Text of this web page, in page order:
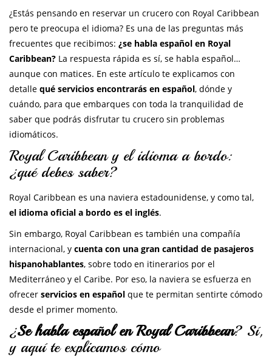
¿Estás pensando en reservar un crucero con Royal Caribbean
pero te preocupa el idioma? Es una de las preguntas más
frecuentes que recibimos: ¿se habla español en Royal
Caribbean? La respuesta rápida es sí, se habla español…
aunque con matices. En este artículo te explicamos con
detalle qué servicios encontrarás en español, dónde y
cuándo, para que embarques con toda la tranquilidad de
saber que podrás disfrutar tu crucero sin problemas
idiomáticos.
Royal Caribbean y el idioma a bordo:
¿qué debes saber?
Royal Caribbean es una naviera estadounidense, y como tal,
el idioma oficial a bordo es el inglés.
Sin embargo, Royal Caribbean es también una compañía
internacional, y cuenta con una gran cantidad de pasajeros
hispanohablantes, sobre todo en itinerarios por el
Mediterráneo y el Caribe. Por eso, la naviera se esfuerza en
ofrecer servicios en español que te permitan sentirte cómodo
desde el primer momento.
¿Se habla español en Royal Caribbean? Sí,
y aquí te explicamos cómo